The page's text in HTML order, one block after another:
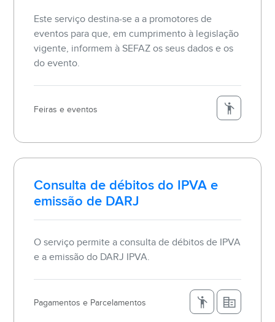
Este serviço destina-se a a promotores de
eventos para que, em cumprimento à legislação
vigente, informem à SEFAZ os seus dados e os
do evento.
Feiras e eventos
Consulta de débitos do IPVA e
emissão de DARJ
O serviço permite a consulta de débitos de IPVA
e a emissão do DARJ IPVA.
Pagamentos e Parcelamentos